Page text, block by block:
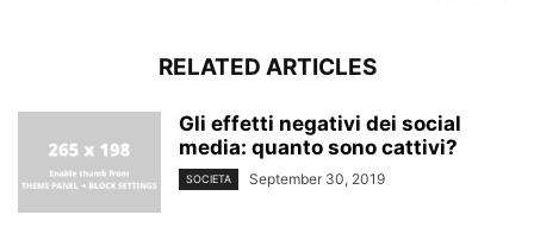
RELATED ARTICLES
Gli effetti negativi dei social
media: quanto sono cattivi?
SOCIETA September 30, 2019